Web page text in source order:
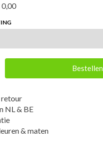
Bestellen
retour
NL & BE
& maten